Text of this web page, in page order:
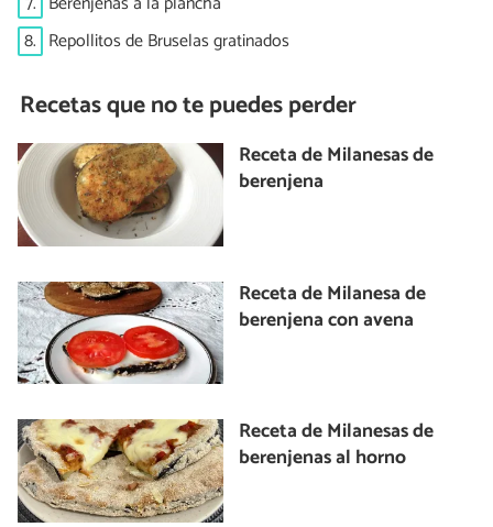
8. Repollitos de Bruselas gratinados
Recetas que no te puedes perder
Receta de Milanesas de
berenjena
Receta de Milanesa de
berenjena con avena
Receta de Milanesas de
berenjenas al horno